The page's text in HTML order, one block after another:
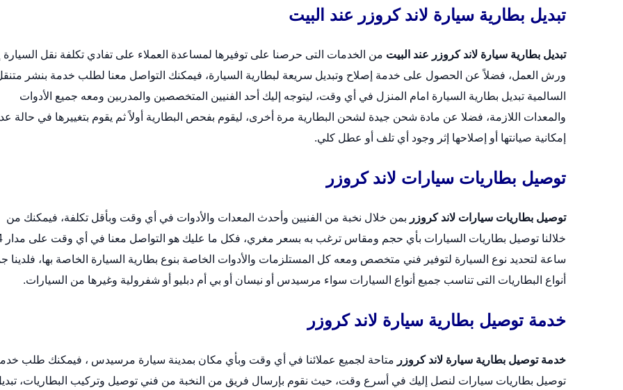
تبديل بطارية سيارة لاند كروزر عند البيت
تبديل بطارية سيارة لاند كروزر عند البيت من الخدمات التى حرصنا على توفيرها لمساعدة العملاء على تفادي تكلفة نقل السيارة
ورش العمل، فضلاً عن الحصول على خدمة إصلاح وتبديل سريعة لبطارية السيارة، فيمكنك التواصل معنا لطلب خدمة بنشر
السالمية تبديل بطارية السيارة امام المنزل في أي وقت، ليتوجه إليك أحد الفنيين المتخصصين والمدربين ومعه جميع الأدوات
والمعدات اللازمة، فضلا عن مادة شحن جيدة لشحن البطارية مرة أخرى، ليقوم بفحص البطارية أولاً ثم يقوم بتغييرها في حالة
إمكانية صيانتها أو إصلاحها إثر وجود أي تلف أو عطل كلي.
توصيل بطاريات سيارات لاند كروزر
توصيل بطاريات سيارات لاند كروزر بمن خلال نخبة من الفنيين وأحدث المعدات والأدوات في أي وقت وبأقل تكلفة، فيمكنك من
خلالنا توصيل
ساعة لتحديد نوع السيارة لتوفير فني متخصص ومعه كل المستلزمات والأدوات الخاصة بنوع بطارية السيارة الخاصة بها، فلدينا
أنواع البطاريات التى تناسب جميع أنواع السيارات سواء مرسيدس أو نيسان أو بي أم دبليو أو شفرولية وغيرها من السيارات.
خدمة توصيل بطارية سيارة لاند كروزر
خدمة توصيل بطارية سيارة لاند كروزر متاحة لجميع عملائنا في أي وقت وبأي مكان بمدينة سيارة مرسيدس ، فيمكنك طلب
توصيل بطاريات سيارات لنصل إليك في أسرع وقت، حيث نقوم بإرسال فريق من النخبة من فني توصيل وتركيب البطاريات،